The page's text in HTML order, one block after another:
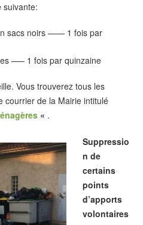
suivante:
sacs noirs —— 1 fois par
—– 1 fois par quinzaine
Vous trouverez tous les
courrier de la Mairie intitulé
« .
Suppressio
n de
certains
points
d’apports
volontaires